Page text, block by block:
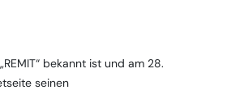
bekannt ist und am 28.
seinen